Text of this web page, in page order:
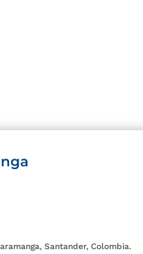
Santander, Colombia.